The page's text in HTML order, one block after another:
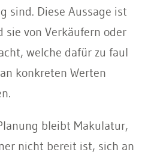
sind. Diese Aussage ist
sie von Verkäufern oder
welche dafür zu faul
konkreten Werten
bleibt Makulatur,
nicht bereit ist, sich an